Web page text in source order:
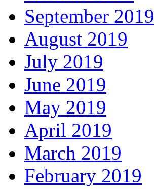
September 2019
August 2019
July 2019
June 2019
May 2019
April 2019
March 2019
February 2019